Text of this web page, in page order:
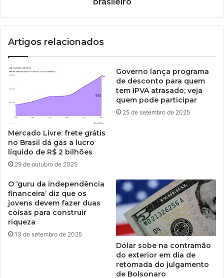
brasileiro
Artigos relacionados
Mercado Livre: frete grátis
no Brasil dá gás a lucro
líquido de R$ 2 bilhões
29 de outubro de 2025
Governo lança programa
de desconto para quem
tem IPVA atrasado; veja
quem pode participar
25 de setembro de 2025
O ‘guru da independência
financeira’ diz que os
jovens devem fazer duas
coisas para construir
riqueza
13 de setembro de 2025
Dólar sobe na contramão
do exterior em dia de
retomada do julgamento
de Bolsonaro